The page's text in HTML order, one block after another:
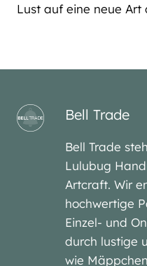
Lust auf eine neue Art
Bell Trade
Bell Trade
Lulubug
Artcraft. Wir
hochwertige
Einzel- und
durch lustige
wie